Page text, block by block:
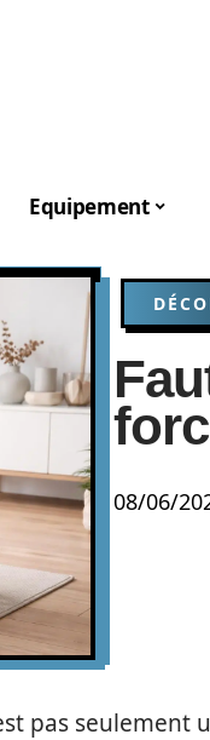
Equipement
08/06/
pas seulement